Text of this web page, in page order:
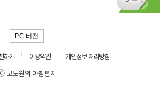
PC 버전
하기 이용약관
개인정보 처리방침
고도원의 아침편지